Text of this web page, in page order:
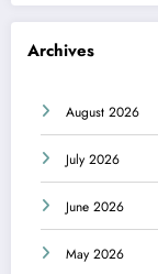
Archives
August 2026
July 2026
June 2026
May 2026